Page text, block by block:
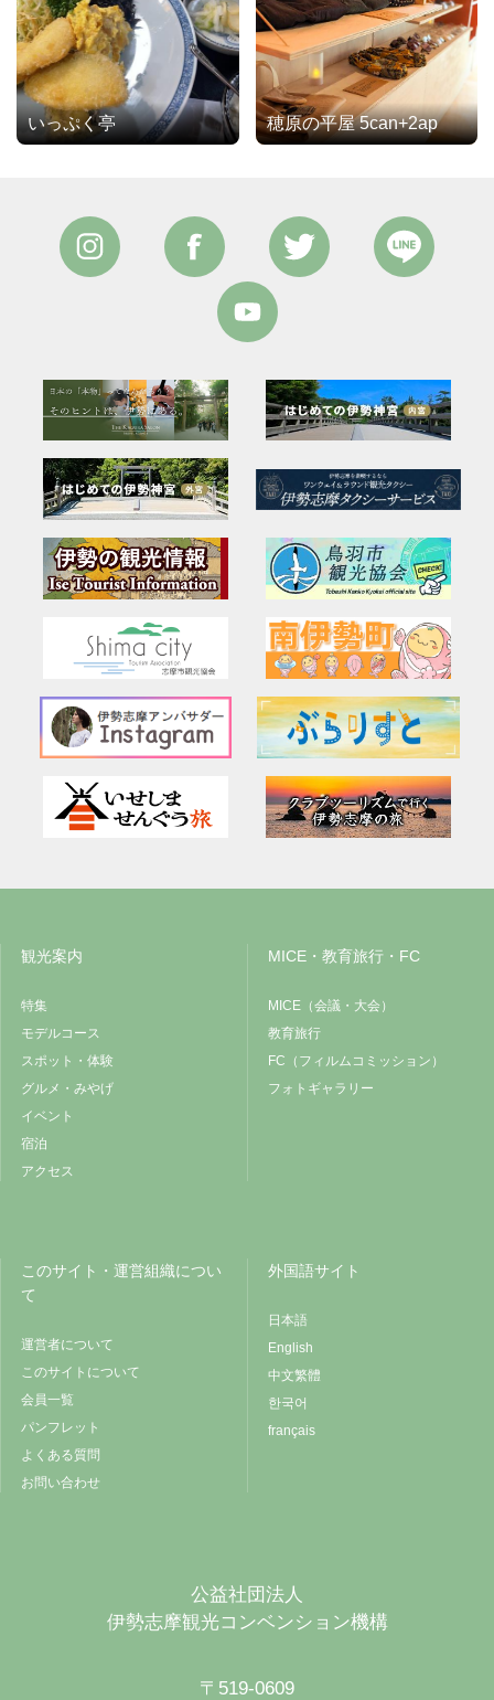
いっぷく亭 穂原の平屋 5can+2ap
観光案内
特集
モデルコース
スポット・体験
グルメ・みやげ
イベント
宿泊
アクセス
MICE・教育旅行・FC
MICE（会議・大会）
教育旅行
FC（フィルムコミッション）
フォトギャラリー
このサイト・運営組織につい
て
運営者について
このサイトについて
会員一覧
パンフレット
よくある質問
お問い合わせ
外国語サイト
日本語
English
中文繁體
한국어
français
公益社団法人
伊勢志摩観光コンベンション機構
〒519-0609